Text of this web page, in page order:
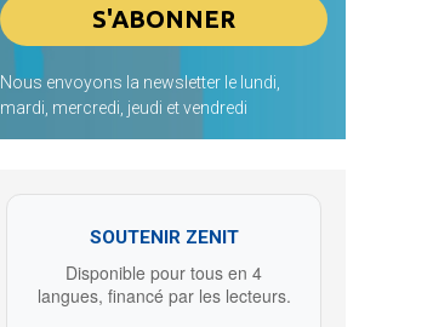
Nous envoyons la newsletter le lundi,
mardi, mercredi, jeudi et vendredi
SOUTENIR ZENIT
Disponible pour tous en 4
langues, financé par les lecteurs.